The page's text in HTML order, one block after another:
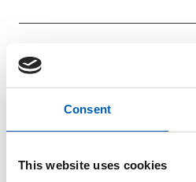
Consent
This website uses cookies
Barnedødelighet
Antall barn som dør
per tusen fødte